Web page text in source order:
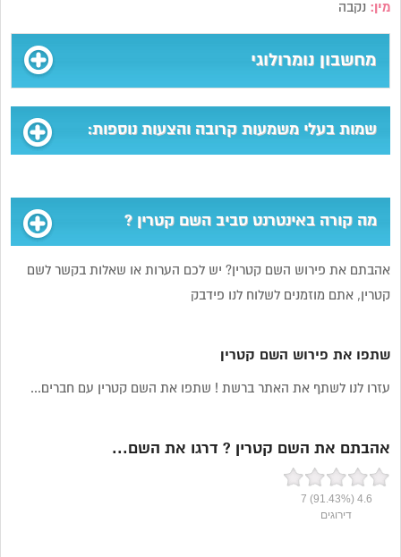
מין: נקבה
מחשבון נומרולוגי
שמות בעלי משמעות קרובה והצעות נוספות:
מה קורה באינטרנט סביב השם קטרין ?
אהבתם את פירוש השם קטרין? יש לכם הערות או שאלות בקשר לשם
קטרין, אתם מוזמנים לשלוח לנו פידבק
שתפו את פירוש השם קטרין
עזרו לנו לשתף את האתר ברשת ! שתפו את השם קטרין עם חברים...
אהבתם את השם קטרין ? דרגו את השם...
4.6
(91.43%)
7
דירוגים